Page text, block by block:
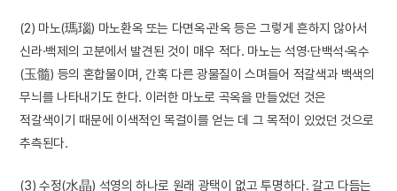
(2) 마노(瑪瑙) 마노환옥 또는 다면옥·관옥 등은 그렇게 흔하지 않아서
신라·백제의 고분에서 발견된 것이 매우 적다. 마노는 석영·단백석·옥수
(玉髓) 등의 혼합물이며, 간혹 다른 광물질이 스며들어 적갈색과 백색의
무늬를 나타내기도 한다. 이러한 마노로 곡옥을 만들었던 것은
적갈색이기 때문에 이색적인 목걸이를 얻는 데 그 목적이 있었던 것으로
추측된다.
(3) 수정(水晶) 석영의 하나로 원래 광택이 없고 투명하다. 갈고 다듬는